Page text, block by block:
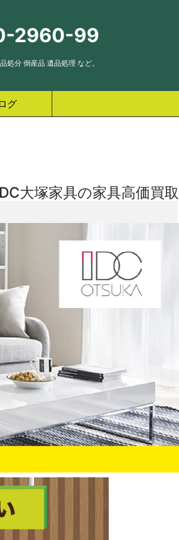
2960-99
処分 倒産品 遺品処理 など。
グ
大塚家具の家具高価買取